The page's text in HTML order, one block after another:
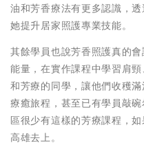
油和芳香療法有更多認識，
她提升居家照護專業技能。
其餘學員也說芳香照護真的
能量，在實作課程中學習肩
和芳療的同學，讓他們收穫
療癒旅程，甚至已有學員敲
區很少有這樣的芳療課程，
高雄去上。